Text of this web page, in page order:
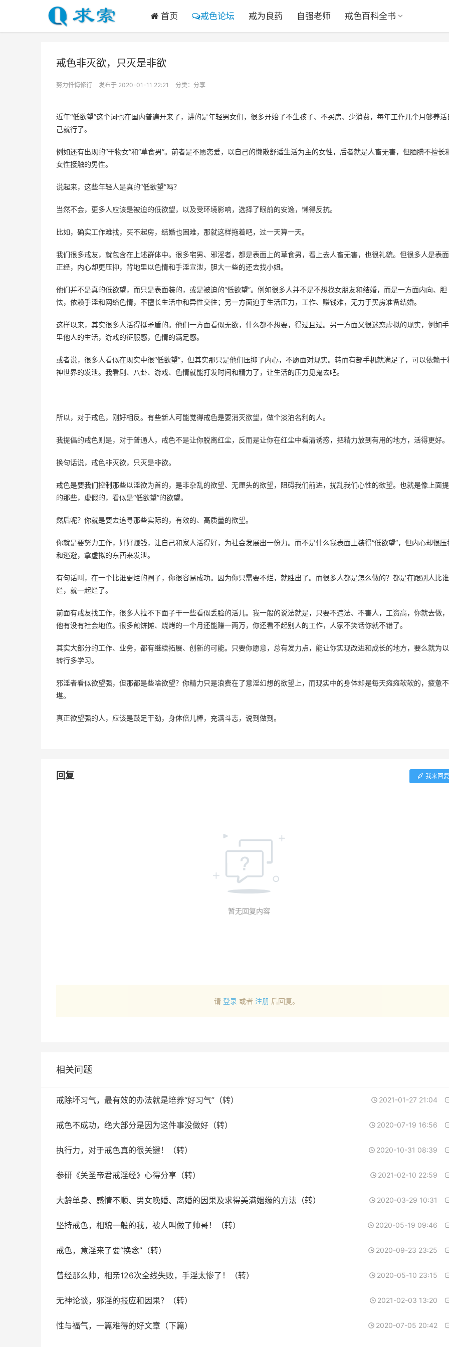
首页 戒色论坛 戒为良药 自强老师 戒色百科全书
戒色非灭欲，只灭是非欲
努力忏悔修行 发布于 2020-01-11 22:21 分类： 分享
近年“低欲望”这个词也在国内普遍开来了，讲的是年轻男女们，很多开始了不生孩子、不买房、少消费，每年工作几个月够养活
己就行了。
例如还有出现的“干物女”和“草食男”。前者是不愿恋爱，以自己的懒散舒适生活为主的女性，后者就是人畜无害，但腼腆不擅长
女性接触的男性。
说起来，这些年轻人是真的“低欲望”吗？
当然不会，更多人应该是被迫的低欲望，以及受环境影响，选择了眼前的安逸，懒得反抗。
比如，确实工作难找，买不起房，结婚也困难，那就这样拖着吧，过一天算一天。
我们很多戒友，就包含在上述群体中。很多宅男、邪淫者，都是表面上的草食男，看上去人畜无害，也很礼貌。但很多人是表
正经，内心却更压抑，背地里以色情和手淫宣泄，胆大一些的还去找小姐。
他们并不是真的低欲望，而只是表面装的，或是被迫的“低欲望”。例如很多人并不是不想找女朋友和结婚，而是一方面内向、胆
怯，依赖手淫和网络色情，不擅长生活中和异性交往；另一方面迫于生活压力，工作、赚钱难，无力于买房准备结婚。
这样以来，其实很多人活得挺矛盾的。他们一方面看似无欲，什么都不想要，得过且过。另一方面又很迷恋虚拟的现实，例如
里他人的生活，游戏的征服感，色情的满足感。
或者说，很多人看似在现实中很“低欲望”，但其实那只是他们压抑了内心，不愿面对现实。转而有部手机就满足了，可以依赖于
神世界的发泄。我看剧、八卦、游戏、色情就能打发时间和精力了，让生活的压力见鬼去吧。
所以，对于戒色，刚好相反。有些新人可能觉得戒色是要消灭欲望，做个淡泊名利的人。
我提倡的戒色则是，对于普通人，戒色不是让你脱离红尘，反而是让你在红尘中看清诱惑，把精力放到有用的地方，活得更好。
换句话说，戒色非灭欲，只灭是非欲。
戒色是要我们控制那些以淫欲为首的，是非杂乱的欲望、无厘头的欲望，阻碍我们前进，扰乱我们心性的欲望。也就是像上面
的那些，虚假的，看似是“低欲望”的欲望。
然后呢？你就是要去追寻那些实际的，有效的、高质量的欲望。
你就是要努力工作，好好赚钱，让自己和家人活得好，为社会发展出一份力。而不是什么我表面上装得“低欲望”，但内心却很压
和逃避，拿虚拟的东西来发泄。
有句话叫，在一个比谁更烂的圈子，你很容易成功。因为你只需要不烂，就胜出了。而很多人都是怎么做的？都是在跟别人比
烂，就一起烂了。
前面有戒友找工作，很多人拉不下面子干一些看似丢脸的活儿。我一般的说法就是，只要不违法、不害人，工资高，你就去做
他有没有社会地位。很多煎饼摊、烧烤的一个月还能赚一两万，你还看不起别人的工作，人家不笑话你就不错了。
其实大部分的工作、业务，都有继续拓展、创新的可能。只要你愿意，总有发力点，能让你实现改进和成长的地方，要么就为
转行多学习。
邪淫者看似欲望强，但那都是些啥欲望？你精力只是浪费在了意淫幻想的欲望上，而现实中的身体却是每天瘫瘫软软的，疲惫不
堪。
真正欲望强的人，应该是鼓足干劲，身体倍儿棒，充满斗志，说到做到。
回复 我来回复
暂无回复内容
请 登录 或者 注册 后回复。
相关问题
戒除坏习气，最有效的办法就是培养“好习气”（转） 2021-01-27 21:04
戒色不成功，绝大部分是因为这件事没做好（转） 2020-07-19 16:56
执行力，对于戒色真的很关键！（转） 2020-10-31 08:39
参研《关圣帝君戒淫经》心得分享（转） 2021-02-10 22:59
大龄单身、感情不顺、男女晚婚、离婚的因果及求得美满姻缘的方法（转） 2020-03-29 10:31
坚持戒色，相貌一般的我，被人叫做了帅哥！（转） 2020-05-19 09:46
戒色，意淫来了要“换念”（转） 2020-09-23 23:25
曾经那么帅，相亲126次全线失败，手淫太惨了！（转） 2020-05-10 23:15
无神论谈，邪淫的报应和因果？（转） 2021-02-03 13:20
性与福气，一篇难得的好文章（下篇） 2020-07-05 20:42